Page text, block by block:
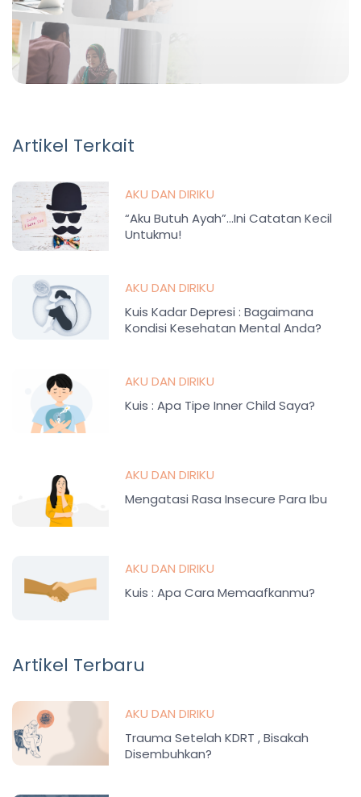
Artikel Terkait
AKU DAN DIRIKU
“Aku Butuh Ayah”…Ini Catatan Kecil
Untukmu!
AKU DAN DIRIKU
Kuis Kadar Depresi : Bagaimana
Kondisi Kesehatan Mental Anda?
AKU DAN DIRIKU
Kuis : Apa Tipe Inner Child Saya?
AKU DAN DIRIKU
Mengatasi Rasa Insecure Para Ibu
AKU DAN DIRIKU
Kuis : Apa Cara Memaafkanmu?
Artikel Terbaru
AKU DAN DIRIKU
Trauma Setelah KDRT , Bisakah
Disembuhkan?